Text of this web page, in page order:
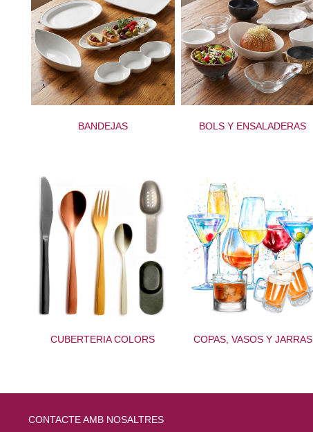
BANDEJAS BOLS Y ENSALADERAS
CUBERTERIA COLORS COPAS, VASOS Y JARRAS
CONTACTE AMB NOSALTRES